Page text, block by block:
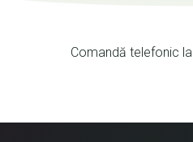
Comandă telefonic la